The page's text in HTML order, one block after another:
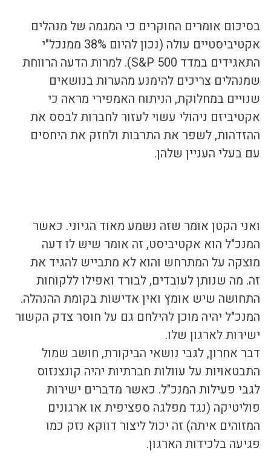
בסיכום אומרים החוקרים כי המגמה של מנהלים
אקטיביסטיים עולה (נכון להיום 38% ממנכל"י
התאגידים במדד S&P 500). למרות הדעה הרווחת
שמנהלים צריכים להימנע מהערות בנושאים
שנויים במחלוקת, הניתוח האמפירי מראה כי
אקטיביזם ניהולי עשוי לעזור לחברות לבסס את
ההזדהות, לשפר את התרבות ולחזק את היחסים
עם בעלי העניין שלהן.
ואני הקטן אומר שזה נשמע מאוד הגיוני. כאשר
המנכ"ל הוא אקטיביסט, זה אומר שיש לו דעה
מוצקה על המתרחש והוא לא מתבייש להגיד את
זה. מה שנותן לעובדים, לבורד ואפילו ללקוחות
התחושה שיש אומץ ואין אדישות בקומת ההנהלה.
המנכ"ל יהיה מוכן להילחם גם על חוסר צדק הקשור
ישירות לארגון שלו.
דבר אחרון, לגבי נושאי הביקורת, חושב שמול
התבטאויות על עוולות חברתיות יהיה קונצנזוס
לגבי פעילות המנכ"ל. כאשר מדברים ישירות
פוליטיקה (נגד מפלגה ספציפית או ארגונים
המזוהים איתה) זה יכול ליצור דווקא נזק כמו
פגיעה בלכידות הארגון.